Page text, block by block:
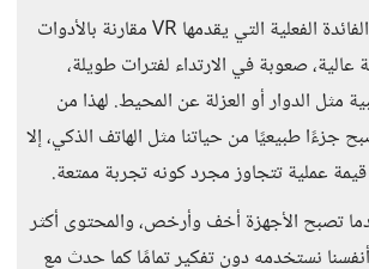
لكن حاليًا، ما الفائدة الفعلية التي يقدمها VR مقارنة بالأدوات
عالية، صعوبة في الارتداء لفترات طويلة،
مثل الدوار أو العزلة عن المحيط. لهذا من
جزءًا طبيعيًا من حياتنا مثل الهاتف الذكي، إلا
عملية تتجاوز مجرد كونه تجربة ممتعة.
تصبح الأجهزة أخف وأرخص، والمحتوى أكثر
نستخدمه دون تفكير تمامًا كما حدث مع